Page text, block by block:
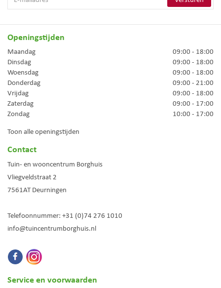
Openingstijden
Maandag
09:00 - 18:00
Dinsdag
09:00 - 18:00
Woensdag
09:00 - 18:00
Donderdag
09:00 - 21:00
Vrijdag
09:00 - 18:00
Zaterdag
09:00 - 17:00
Zondag
10:00 - 17:00
Toon alle openingstijden
Contact
Tuin- en wooncentrum Borghuis
Vliegveldstraat 2
7561AT Deurningen
Telefoonnummer: +31 (0)74 276 1010
info@tuincentrumborghuis.nl
Service en voorwaarden